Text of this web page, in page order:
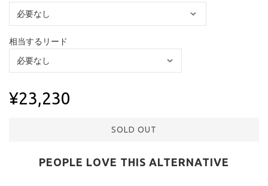
相当するリード
¥23,230
SOLD OUT
PEOPLE LOVE THIS ALTERNATIVE